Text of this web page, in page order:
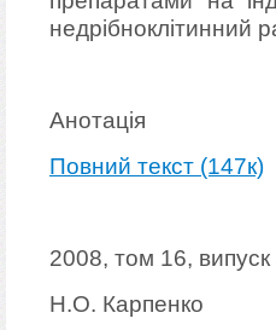
недрібноклітинний
Анотація
Повний текст (147к)
2008, том 16, випуск
Н.О. Карпенко